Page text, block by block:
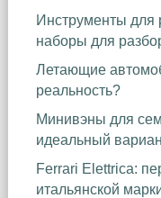
Инструменты для
наборы для
Летающие
реальность?
Минивэны для
идеальный
Ferrari Elettrica:
итальянской